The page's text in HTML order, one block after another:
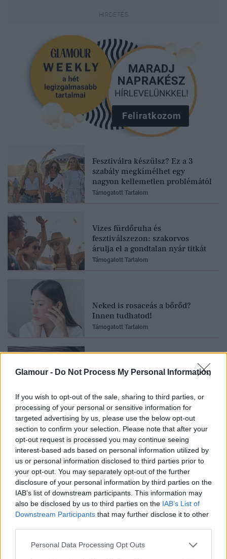
Glamour - Do Not Process My Personal Information
If you wish to opt-out of the sale, sharing to third parties, or
processing of your personal or sensitive information for
targeted advertising by us, please use the below opt-out
section to confirm your selection. Please note that after your
opt-out request is processed you may continue seeing
interest-based ads based on personal information utilized by
us or personal information disclosed to third parties prior to
your opt-out. You may separately opt-out of the further
disclosure of your personal information by third parties on the
IAB’s list of downstream participants. This information may
also be disclosed by us to third parties on the IAB’s List of
Downstream Participants that may further disclose it to other
Please note that this website/app uses one or more Google
Personal Data Processing Opt Outs
Feliratkozom
Fesztiválra készülsz? Ez a 3
szabály megkímélhet egy
nagyon kellemetlen problémától
Támogatott Tartalom
Vizes fürdőruha és
fesztiválszezon: szakorvos
árulja el a gondtalan nyár titkát
Támogatott Tartalom
Neked is rosaceás a bőrőd?
Innen tudhatod!
Támogatott Tartalom
A leggyakoribb egészségügyi
csapda, amibe nők ezrei lépnek
Támogatott Tartalom
Felhasználási feltételek
Szerzői jogi nyilatkozat